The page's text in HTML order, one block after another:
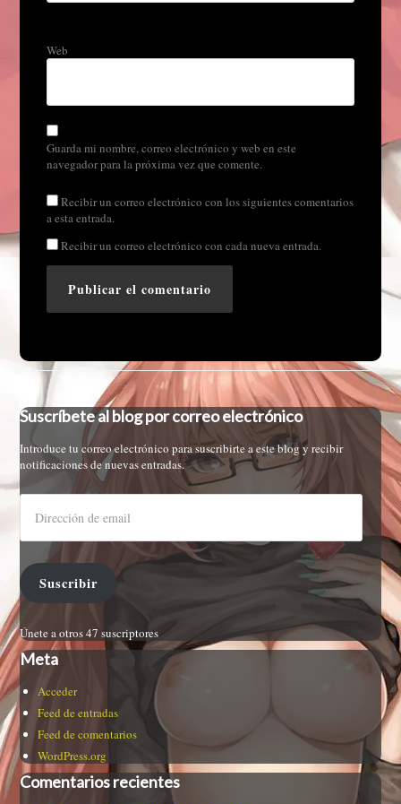
Web
Guarda mi nombre, correo electrónico y web en este
navegador para la próxima vez que comente.
Recibir un correo electrónico con los siguientes comentarios
a esta entrada.
Recibir un correo electrónico con cada nueva entrada.
Suscríbete al blog por correo electrónico
Introduce tu correo electrónico para suscribirte a este blog y recibir
notificaciones de nuevas entradas.
Suscribir
Únete a otros 47 suscriptores
Meta
Acceder
Feed de entradas
Feed de comentarios
WordPress.org
Comentarios recientes